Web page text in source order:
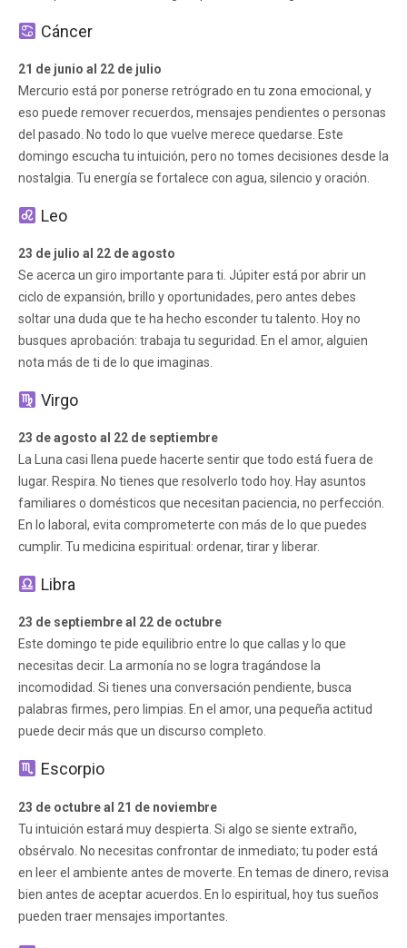
Cáncer
21 de junio al 22 de julio
Mercurio está por ponerse retrógrado en tu zona emocional, y
eso puede remover recuerdos, mensajes pendientes o personas
del pasado. No todo lo que vuelve merece quedarse. Este
domingo escucha tu intuición, pero no tomes decisiones desde la
nostalgia. Tu energía se fortalece con agua, silencio y oración.
Leo
23 de julio al 22 de agosto
Se acerca un giro importante para ti. Júpiter está por abrir un
ciclo de expansión, brillo y oportunidades, pero antes debes
soltar una duda que te ha hecho esconder tu talento. Hoy no
busques aprobación: trabaja tu seguridad. En el amor, alguien
nota más de ti de lo que imaginas.
Virgo
23 de agosto al 22 de septiembre
La Luna casi llena puede hacerte sentir que todo está fuera de
lugar. Respira. No tienes que resolverlo todo hoy. Hay asuntos
familiares o domésticos que necesitan paciencia, no perfección.
En lo laboral, evita comprometerte con más de lo que puedes
cumplir. Tu medicina espiritual: ordenar, tirar y liberar.
Libra
23 de septiembre al 22 de octubre
Este domingo te pide equilibrio entre lo que callas y lo que
necesitas decir. La armonía no se logra tragándose la
incomodidad. Si tienes una conversación pendiente, busca
palabras firmes, pero limpias. En el amor, una pequeña actitud
puede decir más que un discurso completo.
Escorpio
23 de octubre al 21 de noviembre
Tu intuición estará muy despierta. Si algo se siente extraño,
obsérvalo. No necesitas confrontar de inmediato; tu poder está
en leer el ambiente antes de moverte. En temas de dinero, revisa
bien antes de aceptar acuerdos. En lo espiritual, hoy tus sueños
pueden traer mensajes importantes.